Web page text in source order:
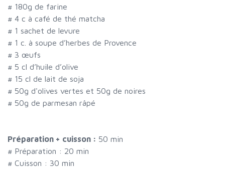
# 180g de farine
# 4 c à café de thé matcha
# 1 sachet de levure
# 1 c. à soupe d’herbes de Provence
# 3 œufs
# 5 cl d’huile d’olive
# 15 cl de lait de soja
# 50g d'olives vertes et 50g de noires
# 50g de parmesan râpé
Préparation + cuisson : 50 min
# Préparation : 20 min
# Cuisson : 30 min